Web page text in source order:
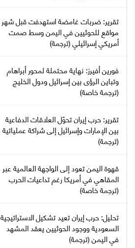
تقرير: ضربات غامضة استهدفت قبل شهر
مواقع للحوثيين في اليمن وسط صمت
أمريكي إسرائيلي (ترجمة)
فورين أفيرز: نهاية محتملة لمحور أبراهام
وتباين الرؤى بين إسرائيل ودول الخليج
(ترجمة خاصة)
تقرير: حرب إيران تحوّل العلاقات الدفاعية
بين الإمارات وإسرائيل إلى شراكة عملياتية
(ترجمة)
قهوة اليمن تعود إلى الواجهة العالمية عبر
المقاهي في أمريكا رغم تداعيات الحرب
(ترجمة خاصة)
تحليل: حرب إيران تعيد تشكيل الاستراتيجية
السعودية ووجود الحوثيين يعقد المشهد
في اليمن (ترجمة)